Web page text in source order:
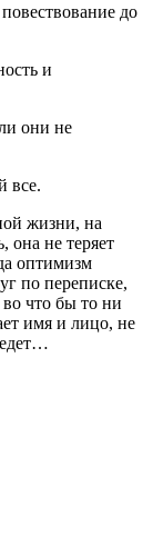
до
и
они не
все.
жизни, на
она не теряет
оптимизм
по переписке,
что бы то ни
имя и лицо, не